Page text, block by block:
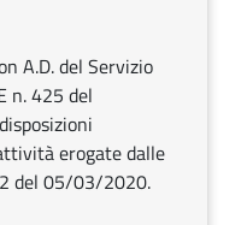
A.D. del Servizio
n. 425 del
erogate dalle
del 05/03/2020.